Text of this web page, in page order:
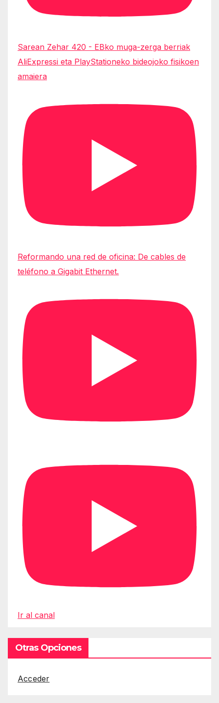
Sarean Zehar 420 - EBko muga-zerga berriak
AliExpressi eta PlayStationeko bideojoko fisikoen
amaiera
Reformando una red de oficina: De cables de
teléfono a Gigabit Ethernet.
Ir al canal
Otras Opciones
Acceder